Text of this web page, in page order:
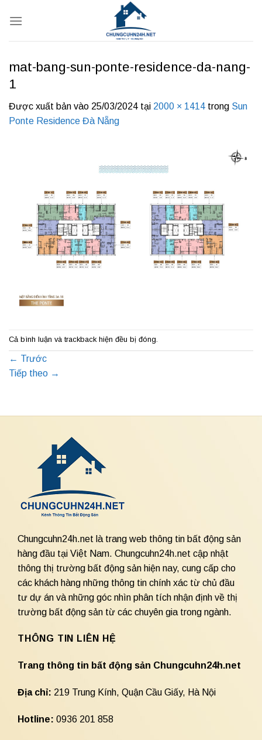
qua
mat-bang-sun-ponte-residence-da-nang-
1
Được xuất bản vào 25/03/2024 tại 2000 × 1414 trong Sun
Ponte Residence Đà Nẵng
Cả bình luận và trackback hiện đều bị đóng.
← Trước
Tiếp theo →
Chungcuhn24h.net là trang web thông tin bất động sản
hàng đầu tại Việt Nam. Chungcuhn24h.net cập nhật
thông thị trường bất động sản hiện nay, cung cấp cho
các khách hàng những thông tin chính xác từ chủ đầu
tư dự án và những góc nhìn phân tích nhận định về thị
trường bất động sản từ các chuyên gia trong ngành.
THÔNG TIN LIÊN HỆ
Trang thông tin bất động sản Chungcuhn24h.net
Địa chỉ: 219 Trung Kính, Quận Cầu Giấy, Hà Nội
Hotline: 0936 201 858